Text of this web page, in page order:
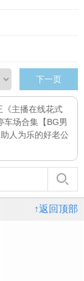
下一页
《主播在线花式
车场合集 【BG男
助人为乐的好老公
↑返回顶部